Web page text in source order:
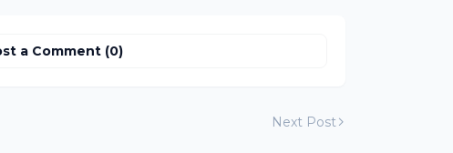
a Comment (0)
Next Post